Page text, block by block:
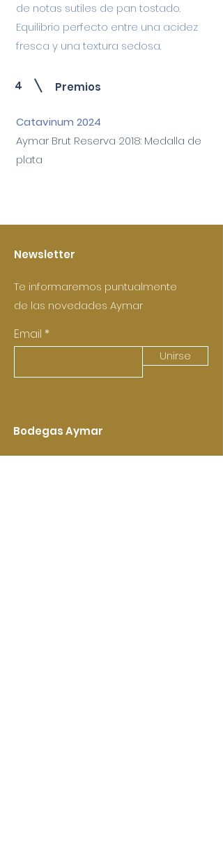
de notas sutiles de pan tostado.
Equilibrio perfecto entre una acidez
fresca y una textura sedosa.
4 Premios
Catavinum 2024
Aymar Brut Reserva 2018: Medalla de
plata
Newsletter
Te informaremos puntualmente
de las novedades Aymar
Email
Unirse
Bodegas Aymar